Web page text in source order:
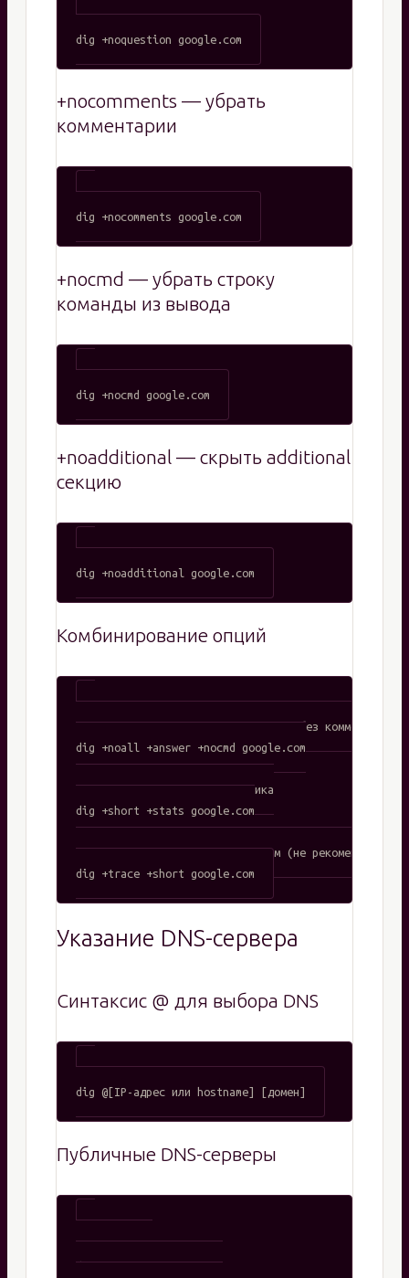
+nocomments — убрать
комментарии
+nocmd — убрать строку
команды из вывода
+noadditional — скрыть additional
секцию
Комбинирование опций
# Минимальный вывод: только ответ, без комментариев
dig +noall +answer +nocmd google.com
# Вывод: только IP и статистика
dig +short +stats google.com
# Трассировка с коротким выводом (не
Указание DNS-сервера
Синтаксис @ для выбора DNS
Публичные DNS-серверы
# Google DNS
dig @8.8.8.8 google.com